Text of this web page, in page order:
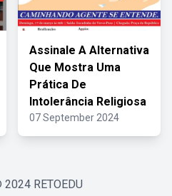
Assinale A Alternativa
Que Mostra Uma
Prática De
Intolerância Religiosa
07 September 2024
2024 RETOEDU